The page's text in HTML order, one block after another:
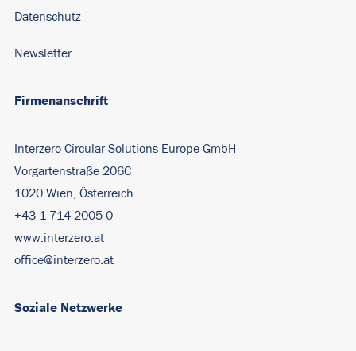
Firmenanschrift
Interzero Circular Solutions Europe GmbH
Vorgartenstraße 206C
1020 Wien, Österreich
+43 1 714 2005 0
www.interzero.at
office@interzero.at
Datenschutz
Newsletter
Soziale Netzwerke